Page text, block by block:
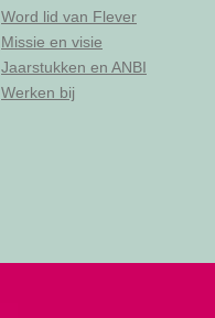
Word lid van Flever
Missie en visie
Jaarstukken en ANBI
Werken bij